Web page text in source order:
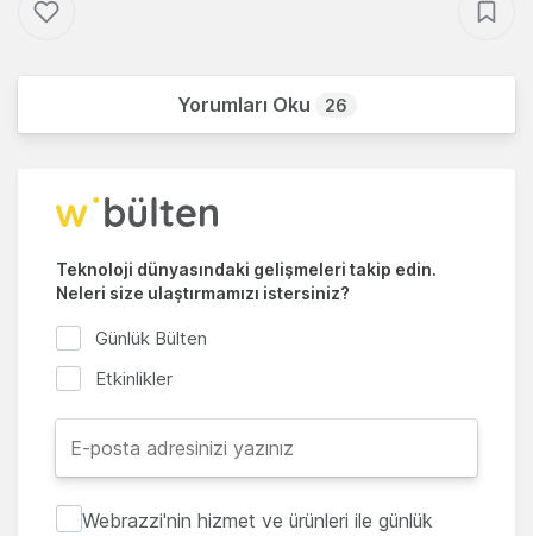
Yorumları Oku 26
Teknoloji dünyasındaki gelişmeleri takip edin.
Neleri size ulaştırmamızı istersiniz?
Günlük Bülten
Etkinlikler
Webrazzi'nin hizmet ve ürünleri ile günlük